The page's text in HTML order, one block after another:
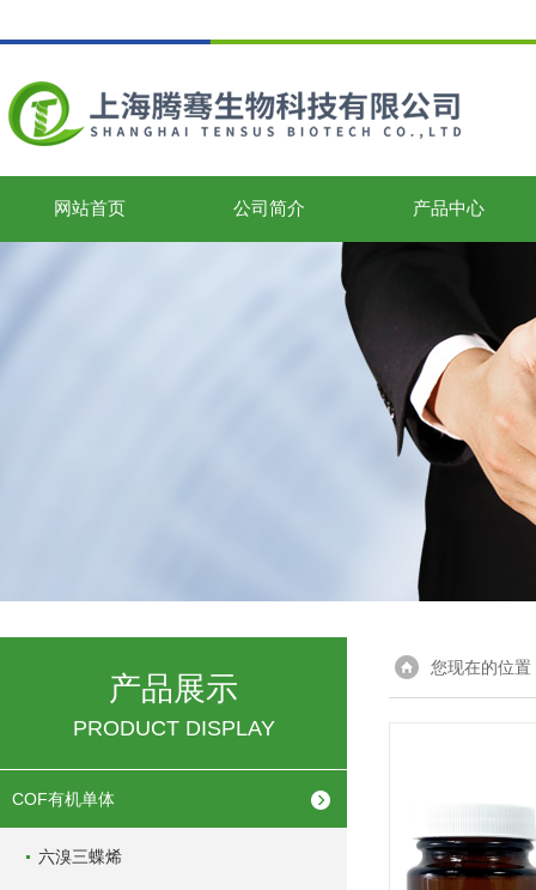
网站首页 公司简介 产品中心
产品展示
PRODUCT DISPLAY
COF有机单体
六溴三蝶烯
您现在的位置